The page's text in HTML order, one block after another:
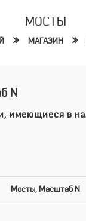
МОСТЫ
МАГАЗИН
N
имеющиеся в
Мосты, Масштаб N